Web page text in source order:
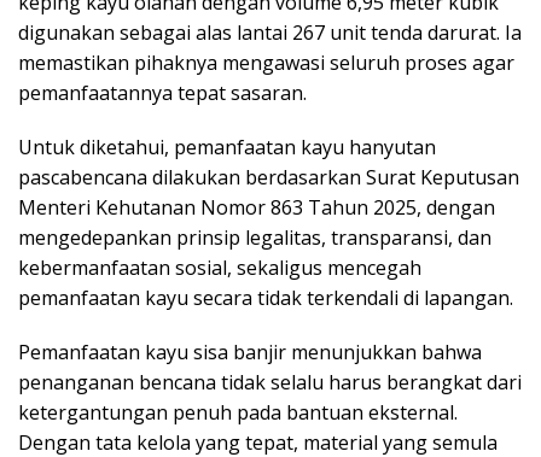
digunakan sebagai alas lantai 267 unit tenda darurat. Ia
memastikan pihaknya mengawasi seluruh proses agar
pemanfaatannya tepat sasaran.
Untuk diketahui, pemanfaatan kayu hanyutan
pascabencana dilakukan berdasarkan Surat Keputusan
Menteri Kehutanan Nomor 863 Tahun 2025, dengan
mengedepankan prinsip legalitas, transparansi, dan
kebermanfaatan sosial, sekaligus mencegah
pemanfaatan kayu secara tidak terkendali di lapangan.
Pemanfaatan kayu sisa banjir menunjukkan bahwa
penanganan bencana tidak selalu harus berangkat dari
ketergantungan penuh pada bantuan eksternal.
Dengan tata kelola yang tepat, material yang semula